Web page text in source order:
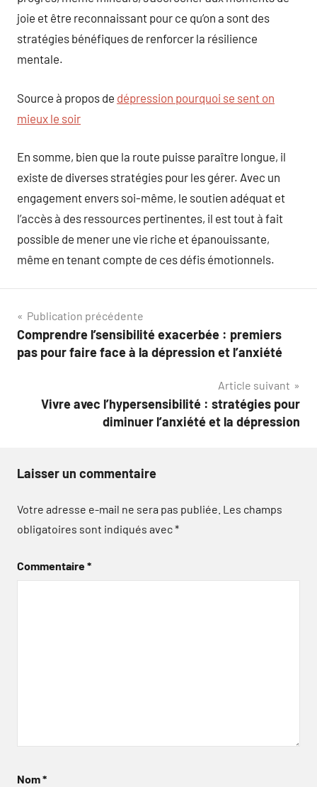
joie et être reconnaissant pour ce qu’on a sont des
stratégies bénéfiques de renforcer la résilience
mentale.
Source à propos de dépression pourquoi se sent on
mieux le soir
En somme, bien que la route puisse paraître longue, il
existe de diverses stratégies pour les gérer. Avec un
engagement envers soi-même, le soutien adéquat et
l’accès à des ressources pertinentes, il est tout à fait
possible de mener une vie riche et épanouissante,
même en tenant compte de ces défis émotionnels.
Navigation
de
Publication précédente
Comprendre l’sensibilité exacerbée : premiers
pas pour faire face à la dépression et l’anxiété
Article suivant
Vivre avec l’hypersensibilité : stratégies pour
diminuer l’anxiété et la dépression
Laisser un commentaire
Votre adresse e-mail ne sera pas publiée. Les champs
obligatoires sont indiqués avec*
Commentaire*
Nom*